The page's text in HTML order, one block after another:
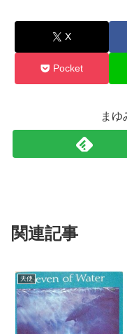
X
Pocket
まゆ
関連記事
天使